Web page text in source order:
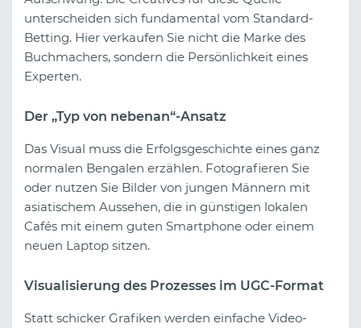
unterscheiden sich fundamental vom Standard-
Betting. Hier verkaufen Sie nicht die Marke des
Buchmachers, sondern die Persönlichkeit eines
Experten.
Der „Typ von nebenan“-Ansatz
Das Visual muss die Erfolgsgeschichte eines ganz
normalen Bengalen erzählen. Fotografieren Sie
oder nutzen Sie Bilder von jungen Männern mit
asiatischem Aussehen, die in günstigen lokalen
Cafés mit einem guten Smartphone oder einem
neuen Laptop sitzen.
Visualisierung des Prozesses im UGC-Format
Statt schicker Grafiken werden einfache Video-